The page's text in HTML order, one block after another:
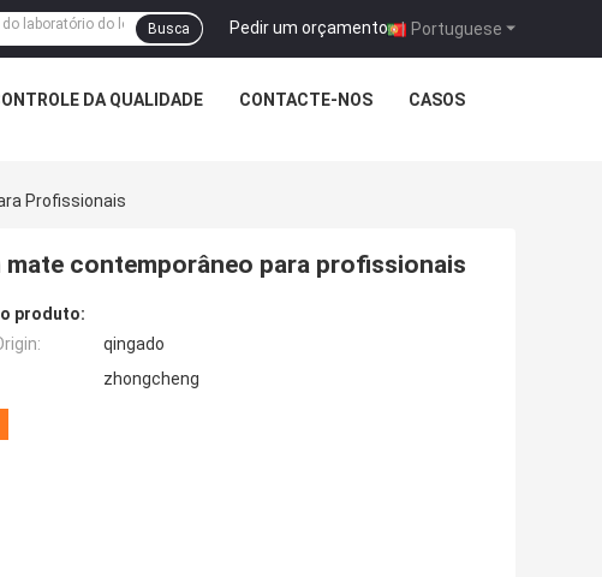
Portuguese
Pedir um orçamento |
Busca
DA QUALIDADE CONTACTE-NOS CASOS
Profissionais
contemporâneo para profissionais
produto:
qingado
zhongcheng